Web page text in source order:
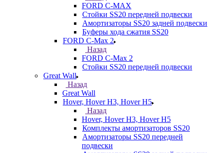
FORD С-MAX
Стойки SS20 передней подвески
Амортизаторы SS20 задней подвески
Буферы хода сжатия SS20
FORD C-Max 2
Назад
FORD C-Max 2
Стойки SS20 передней подвески
Great Wall
Назад
Great Wall
Hover, Hover H3, Hover H5
Назад
Hover, Hover H3, Hover H5
Комплекты амортизаторов SS20
Амортизаторы SS20 передней
подвески